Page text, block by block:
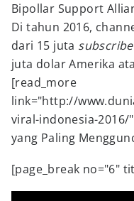
Bipollar Support
Di tahun 2016,
dari 15 juta
juta dolar Amerika
[read_more
link="http://
viral-indonesia-2016/
yang Paling
[page_break no="6"